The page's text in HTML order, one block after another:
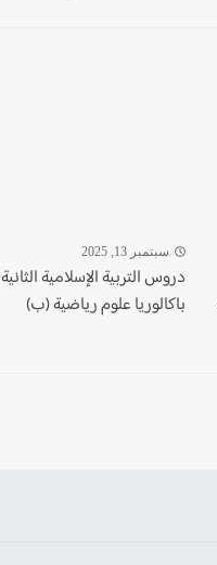
سبتمبر 13, 2025
دروس التربية الإسلامية الثانية
باكالوريا علوم رياضية (ب)